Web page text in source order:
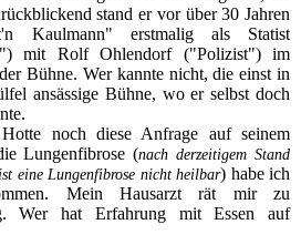
stand er vor über 30 Jahren
Kaulmann" erstmalig als Statist
mit Rolf Ohlendorf ("Polizist") im
Bühne. Wer kannte nicht, die einst in
ansässige Bühne, wo er selbst doch
noch diese Anfrage auf seinem
Lungenfibrose (nach derzeitigem Stand
eine Lungenfibrose nicht heilbar) habe ich
Mein Hausarzt rät mir zu
Wer hat Erfahrung mit Essen auf